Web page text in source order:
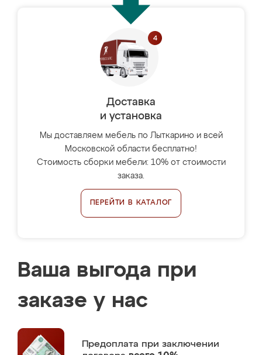
Доставка
и установка
Мы доставляем мебель по Лыткарино и всей
Московской области бесплатно!
Стоимость сборки мебели: 10% от стоимости
заказа.
ПЕРЕЙТИ В КАТАЛОГ
Ваша выгода при
заказе у нас
Предоплата при заключении